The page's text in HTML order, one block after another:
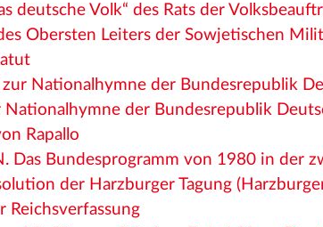
deutsche Volk“ des Rats der
Obersten Leiters der Sowjetischen
Nationalhymne der Bundesrepublik
Nationalhymne der Bundesrepublik
Rapallo
Das Bundesprogramm von 1980 in der
der Harzburger Tagung
Reichsverfassung